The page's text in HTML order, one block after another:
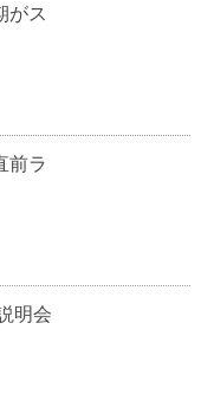
がス
前ラ
明会